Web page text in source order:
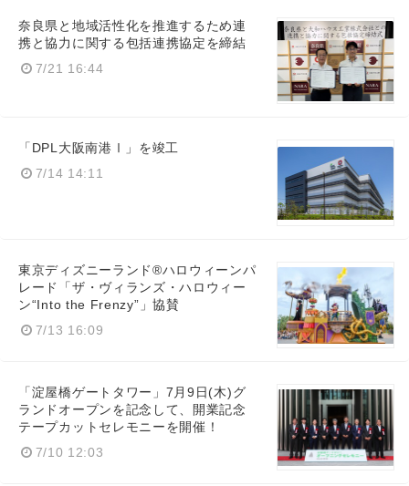
奈良県と地域活性化を推進するため連
携と協力に関する包括連携協定を締結
7/21 16:44
「DPL大阪南港Ⅰ」を竣工
7/14 14:11
東京ディズニーランド®ハロウィーンパ
レード「ザ・ヴィランズ・ハロウィー
ン“Into the Frenzy”」協賛
7/13 16:09
「淀屋橋ゲートタワー」7月9日(木)グ
ランドオープンを記念して、開業記念
テープカットセレモニーを開催！
7/10 12:03